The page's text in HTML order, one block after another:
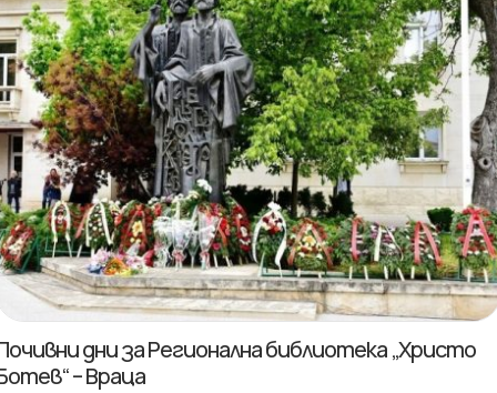
дни за Регионална библиотека „Христо
– Враца